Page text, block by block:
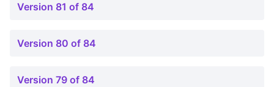
Version 81 of 84
Version 80 of 84
Version 79 of 84